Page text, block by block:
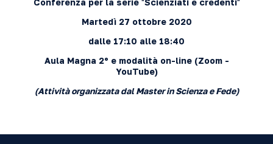
Conferenza per la serie"Scienziati e credenti"
Martedì 27 ottobre 2020
dalle 17:10 alle 18:40
Aula Magna 2º e modalità on-line (Zoom -
YouTube)
(Attività organizzata dal Master in Scienza e Fede)